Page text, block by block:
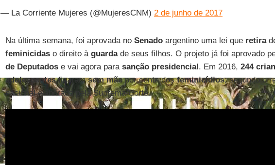
— La Corriente Mujeres (@MujeresCNM) 2 de junho de 2017
Na última semana, foi aprovada no Senadoargentino uma lei que retira
feminicidaso direito à guardade seus filhos. O projeto já foi aprovado
de Deputadose vai agora para sanção presidencial. Em 2016, 244
adolescentesficaramsem mãepor conta dosfeminicídios, segundo o
nacional elaborado pela Suprema Corte.